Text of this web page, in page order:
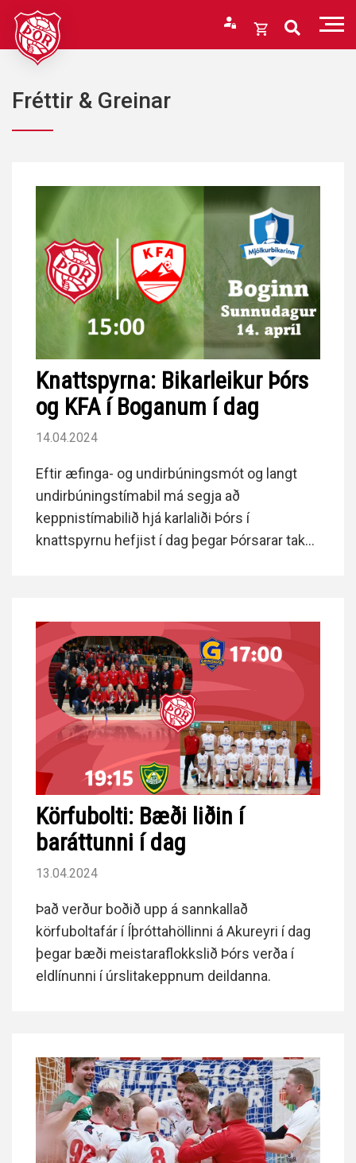
Fara
efni
Opna
Karfan þín
Fréttir & Greinar
Knattspyrna: Bikarleikur Þórs
og KFA í Boganum í dag
14.04.2024
Eftir æfinga- og undirbúningsmót og langt
undirbúningstímabil má segja að
keppnistímabilið hjá karlaliði Þórs í
knattspyrnu hefjist í dag þegar Þórsarar taka
Körfubolti: Bæði liðin í
baráttunni í dag
13.04.2024
Það verður boðið upp á sannkallað
körfuboltafár í Íþróttahöllinni á Akureyri í dag
þegar bæði meistaraflokkslið Þórs verða í
eldlínunni í úrslitakeppnum deildanna.